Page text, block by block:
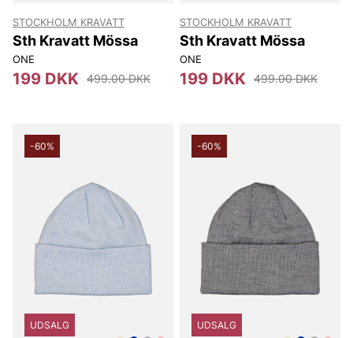
STOCKHOLM KRAVATT
Sth Kravatt Mössa
ONE
199 DKK 499.00 DKK
STOCKHOLM KRAVATT
Sth Kravatt Mössa
ONE
199 DKK 499.00 DKK
-60%
UDSALG
-60%
UDSALG